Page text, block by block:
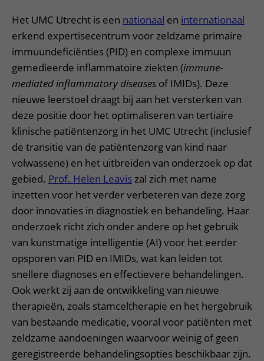
Het UMC Utrecht is een nationaal en internationaal
erkend expertisecentrum voor zeldzame primaire
immuundeficiënties (PID) en complexe immuun
gemedieerde inflammatoire ziekten (immune-
mediated inflammatory diseases of IMIDs). Deze
nieuwe leerstoel draagt bij aan het versterken van
deze positie door het optimaliseren van tertiaire
klinische patiëntenzorg in het UMC Utrecht (inclusief
de transitie van de patiëntenzorg van kind naar
volwassene) en het uitbreiden van onderzoek op dat
gebied. Prof. Helen Leaviszal zich met name
inzetten voor het verder verbeteren van deze zorg
door innovaties in diagnostiek en behandeling. Haar
onderzoek richt zich onder andere op het gebruik
van kunstmatige intelligentie (AI) voor het eerder
opsporen van PID en IMIDs, wat kan leiden tot
snellere diagnoses en effectievere behandelingen.
Ook werkt zij aan de ontwikkeling van nieuwe
therapieën, zoals stamceltherapie en het hergebruik
van bestaande medicatie, vooral voor patiënten met
zeldzame aandoeningen waarvoor weinig of geen
geregistreerde behandelingsopties beschikbaar zijn.